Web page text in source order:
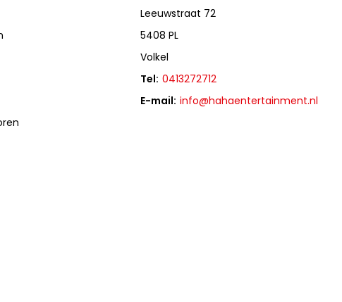
Leeuwstraat 72
5408 PL
Volkel
Tel: 0413272712
E-mail: info@hahaentertainment.nl